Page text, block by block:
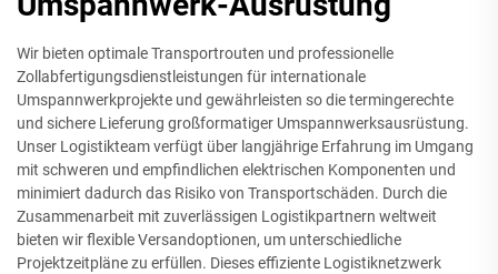
Wir bieten optimale Transportrouten und professionelle
Zollabfertigungsdienstleistungen für internationale
Umspannwerkprojekte und gewährleisten so die termingerechte
und sichere Lieferung großformatiger Umspannwerksausrüstung.
Unser Logistikteam verfügt über langjährige Erfahrung im Umgang
mit schweren und empfindlichen elektrischen Komponenten und
minimiert dadurch das Risiko von Transportschäden. Durch die
Zusammenarbeit mit zuverlässigen Logistikpartnern weltweit
bieten wir flexible Versandoptionen, um unterschiedliche
Projektzeitpläne zu erfüllen. Dieses effiziente Logistiknetzwerk